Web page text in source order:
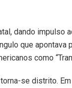
dando impulso
que apontava
como
se distrito.